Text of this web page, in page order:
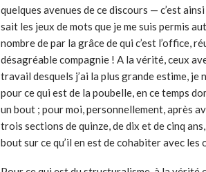
quelques avenues de ce discours — c’est
sait les jeux de mots que je me suis permis
nombre de par la grâce de qui c’est l’office,
désagréable compagnie ! A la vérité, ceux
travail desquels j’ai la plus grande estime, je
pour ce qui est de la poubelle, en ce temps
un bout ; pour moi, personnellement, après
trois sections de quinze, de dix et de cinq
bout sur ce qu’il en est de cohabiter avec les